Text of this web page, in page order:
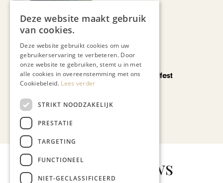
CHAPEAU TV
Noorbeek Foodfest
Bekijk alle artikelen
Gerelateerd nieuws
Deze website maakt gebruik
van cookies.
Deze website gebruikt cookies om uw
gebruikerservaring te verbeteren. Door
onze website te gebruiken, stemt u in met
alle cookies in overeenstemming met ons
Cookiebeleid. Lees verder
STRIKT NOODZAKELIJK
PRESTATIE
TARGETING
FUNCTIONEEL
NIET-GECLASSIFICEERD